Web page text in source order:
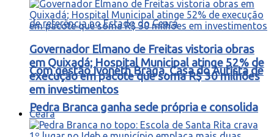
Com gestão Ivoneth Braga, Casa do Autista de
Pedra Branca ganha sede própria e consolida
Governador Elmano de Freitas vistoria obras
em Quixadá; Hospital Municipal atinge 52% de
execução em pacote que soma R$ 30 milhões
em investimentos
Ceará